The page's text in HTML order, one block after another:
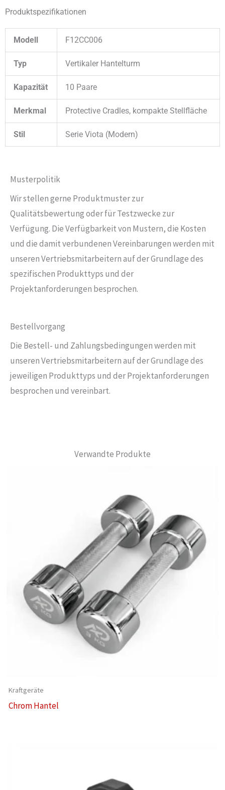
Produktspezifikationen
Modell F12CC006
Typ Vertikaler Hantelturm
Kapazität 10 Paare
Merkmal Protective Cradles, kompakte Stellfläche
Stil Serie Viota (Modern)
Musterpolitik
Wir stellen gerne Produktmuster zur
Qualitätsbewertung oder für Testzwecke zur
Verfügung. Die Verfügbarkeit von Mustern, die Kosten
und die damit verbundenen Vereinbarungen werden mit
unseren Vertriebsmitarbeitern auf der Grundlage des
spezifischen Produkttyps und der
Projektanforderungen besprochen.
Bestellvorgang
Die Bestell- und Zahlungsbedingungen werden mit
unseren Vertriebsmitarbeitern auf der Grundlage des
jeweiligen Produkttyps und der Projektanforderungen
besprochen und vereinbart.
Verwandte Produkte
Kraftgeräte
Chrom Hantel